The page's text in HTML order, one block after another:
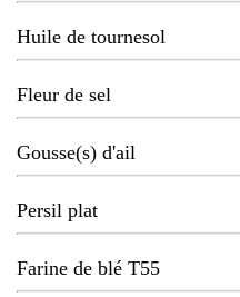
Huile de tournesol
Fleur de sel
Gousse(s) d'ail
Persil plat
Farine de blé T55